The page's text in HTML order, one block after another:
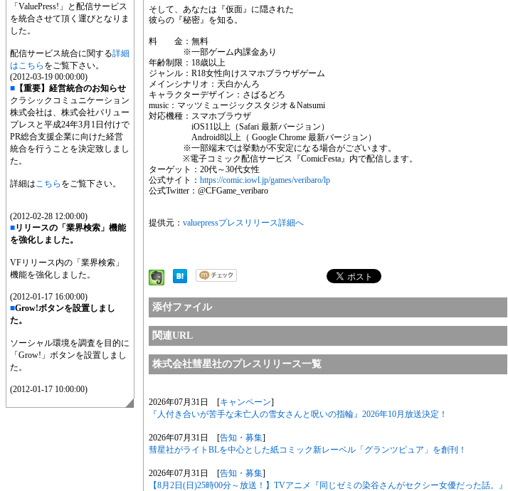
「ValuePress!」と配信サービス
を統合させて頂く運びとなりま
した。
配信サービス統合に関する詳細
はこちら をご覧下さい。
(2012-03-19 00:00:00)
■ 【重要】経営統合のお知らせ
クラシックコミュニケーション
株式会社は、株式会社バリュー
プレスと平成24年3月1日付けで
PR総合支援企業に向けた経営
統合を行うことを決定致しまし
た。
詳細はこちら をご覧下さい。
(2012-02-28 12:00:00)
■リリースの「業界検索」機能
を強化しました。
VFリリース内の「業界検索」
機能を強化しました。
(2012-01-17 16:00:00)
■Grow!ボタンを設置しまし
た。
ソーシャル環境を調査を目的に
「Grow!」ボタンを設置しまし
た。
(2012-01-17 10:00:00)
そして、あなたは『仮面』に隠された
彼らの『秘密』を知る。
料 金：無料
※一部ゲーム内課金あり
年齢制限：18歳以上
ジャンル：R18女性向けスマホブラウザゲーム
メインシナリオ：天白かんろ
キャラクターデザイン：さばるどろ
music：マッツミュージックスタジオ＆Natsumi
対応機種：スマホブラウザ
iOS11以上（Safari 最新バージョン）
Android8以上（ Google Chrome 最新バージョン）
※一部端末では挙動が不安定になる場合がございます。
※電子コミック配信サービス『ComicFesta』内で配信します。
ターゲット：20代～30代女性
公式サイト： https://comic.iowl.jp/games/veribaro/lp
公式Twitter：@CFGame_veribaro
提供元： valuepressプレスリリース詳細へ
添付ファイル
関連URL
株式会社彗星社のプレスリリース一覧
2026年07月31日 [キャンペーン]
『人付き合いが苦手な未亡人の雪女さんと呪いの指輪』2026年10月放送決定！
2026年07月31日 [告知・募集]
彗星社がライトBLを中心とした紙コミック新レーベル「グランツピュア」を創刊！
2026年07月31日 [告知・募集]
【8月2日(日)25時00分～放送！】TVアニメ『同じゼミの染谷さんがセクシー女優だった話。』